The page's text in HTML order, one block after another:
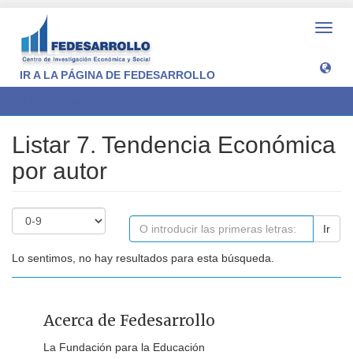
IR A LA PÁGINA DE FEDESARROLLO
Listar 7. Tendencia Económica
por autor
Ir
Lo sentimos, no hay resultados para esta búsqueda.
Acerca de Fedesarrollo
La Fundación para la Educación